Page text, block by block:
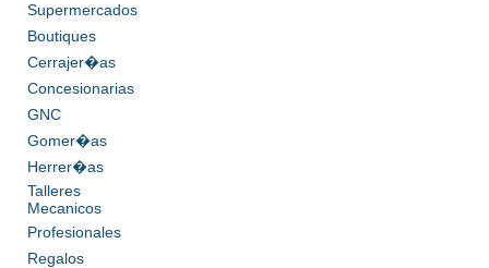
Supermercados
Boutiques
Cerrajer�as
Concesionarias
GNC
Gomer�as
Herrer�as
Talleres
Mecanicos
Profesionales
Regalos